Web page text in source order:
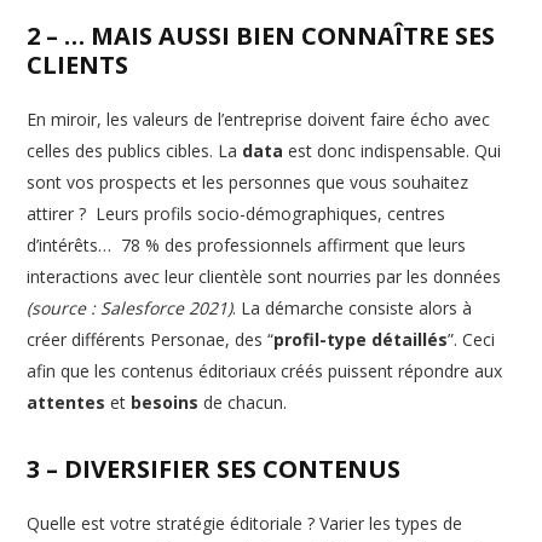
2 – … MAIS AUSSI BIEN CONNAÎTRE SES
CLIENTS
En miroir, les valeurs de l’entreprise doivent faire écho avec
celles des publics cibles. La data est donc indispensable. Qui
sont vos prospects et les personnes que vous souhaitez
attirer ? Leurs profils socio-démographiques, centres
d’intérêts… 78 % des professionnels affirment que leurs
interactions avec leur clientèle sont nourries par les données
(source : Salesforce 2021). La démarche consiste alors à
créer différents Personae, des “profil-type détaillés”. Ceci
afin que les contenus éditoriaux créés puissent répondre aux
attentes et besoins de chacun.
3 – DIVERSIFIER SES CONTENUS
Quelle est votre stratégie éditoriale ? Varier les types de